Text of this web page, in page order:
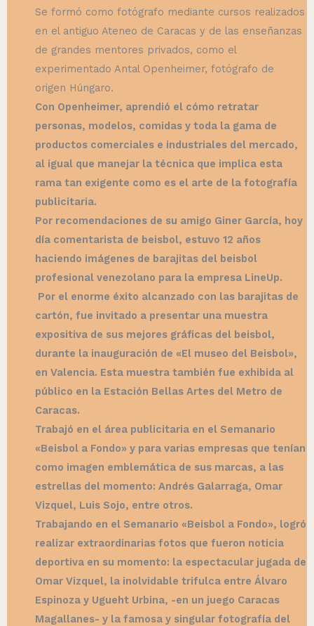
Se formó como fotógrafo mediante cursos realizados
en el antiguo Ateneo de Caracas y de las enseñanzas
de grandes mentores privados, como el
experimentado Antal Openheimer, fotógrafo de
origen Húngaro.
Con Openheimer, aprendió el cómo retratar
personas, modelos, comidas y toda la gama de
productos comerciales e industriales del mercado,
al igual que manejar la técnica que implica esta
rama tan exigente como es el arte de la fotografía
publicitaria.
Por recomendaciones de su amigo Giner García, hoy
día comentarista de beisbol, estuvo 12 años
haciendo imágenes de barajitas del beisbol
profesional venezolano para la empresa LineUp.
Por el enorme éxito alcanzado con las barajitas de
cartón, fue invitado a presentar una muestra
expositiva de sus mejores gráficas del beisbol,
durante la inauguración de «El museo del Beisbol»,
en Valencia. Esta muestra también fue exhibida al
público en la Estación Bellas Artes del Metro de
Caracas.
Trabajó en el área publicitaria en el Semanario
«Beisbol a Fondo» y para varias empresas que tenían
como imagen emblemática de sus marcas, a las
estrellas del momento: Andrés Galarraga, Omar
Vizquel, Luis Sojo, entre otros.
Trabajando en el Semanario «Beisbol a Fondo», logró
realizar extraordinarias fotos que fueron noticia
deportiva en su momento: la espectacular jugada de
Omar Vizquel, la inolvidable trifulca entre Álvaro
Espinoza y Ugueht Urbina, -en un juego Caracas
Magallanes- y la famosa y singular fotografía del